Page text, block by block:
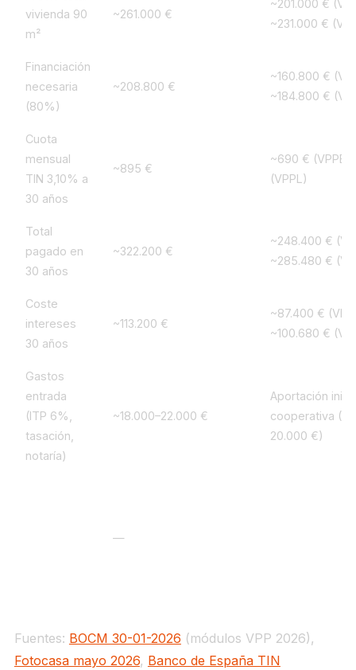
vivienda 90
m²
~261.000 €
~201.000 €
~231.000 €
Financiación
necesaria
(80%)
~208.800 €
~160.800 €
~184.800 €
Cuota
mensual
TIN 3,10% a
30 años
~895 €
~690 € (VPPB)
(VPPL)
Total
pagado en
30 años
~322.200 €
~248.400 €
~285.480 €
Coste
intereses
30 años
~113.200 €
~87.400 €
~100.680 €
Gastos
entrada
(ITP 6%,
tasación,
notaría)
~18.000–22.000 €
Aportación
cooperativa
20.000 €)
—
Fuentes: BOCM 30-01-2026 (módulos VPP 2026),
Fotocasa mayo 2026, Banco de España TIN